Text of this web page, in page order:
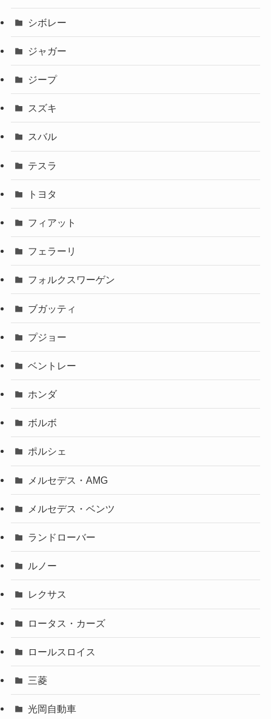
シボレー
ジャガー
ジープ
スズキ
スバル
テスラ
トヨタ
フィアット
フェラーリ
フォルクスワーゲン
ブガッティ
プジョー
ベントレー
ホンダ
ボルボ
ポルシェ
メルセデス・AMG
メルセデス・ベンツ
ランドローバー
ルノー
レクサス
ロータス・カーズ
ロールスロイス
三菱
光岡自動車